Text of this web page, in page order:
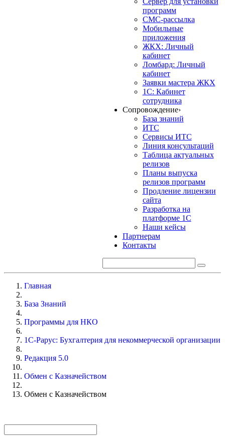
программ
СМС-рассылка
Мобильные
приложения
ЖКХ: Личный
кабинет
Ломбард: Личный
кабинет
Заявки мастера ЖКХ
1С: Кабинет
сотрудника
Сопровождение›
База знаний
ИТС
Сервисы ИТС
Линия консультаций
Таблица актуальных
релизов
Планы выпуска
релизов программ
Продление лицензии
сайта
Разработка на
платформе 1С
Наши кейсы
Партнерам
Контакты
Главная
База Знаний
Программы для НКО
1С-Рарус: Бухгалтерия для некоммерческой организации
Редакция 5.0
Обмен с Казначейством
Обмен с Казначейством